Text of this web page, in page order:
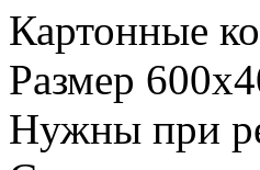
Картонные
Размер
Нужны при